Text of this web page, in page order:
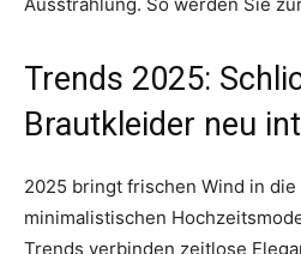
Trends 2025:
Brautkleider neu
2025 bringt frischen Wind in die
minimalistischen
Trends verbinden zeitlose